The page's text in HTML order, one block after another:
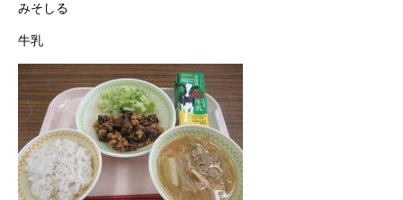
みそしる
牛乳